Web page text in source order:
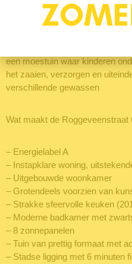
wordt gerund door de buurt zelf
beperkte jaarlijkse bijdrage ben
een moestuin waar kinderen
het zaaien, verzorgen en
verschillende gewassen
Wat maakt de Roggeveenstraat
– Energielabel A
– Instapklare woning,
– Uitgebouwde woonkamer
– Grotendeels voorzien van
– Strakke sfeervolle keuken
– Moderne badkamer met
– 8 zonnepanelen
– Tuin van prettig formaat met
– Stadse ligging met 6 minuten